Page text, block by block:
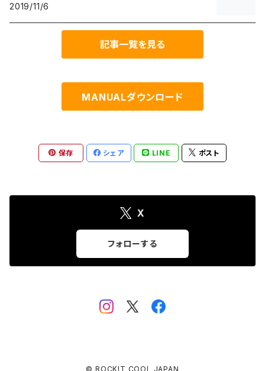
2019/11/6
記事一覧を見る
MANUALダウンロード
保存 シェア LINE ポスト
X
フォローする
© ROCKIT COOL JAPAN